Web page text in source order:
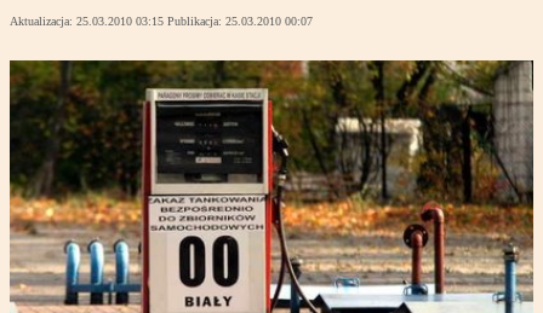
Aktualizacja: 25.03.2010 03:15 Publikacja: 25.03.2010 00:07